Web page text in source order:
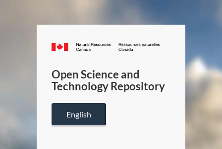
Canada.ca
/
Canada
Open Science and
Technology Repository
English